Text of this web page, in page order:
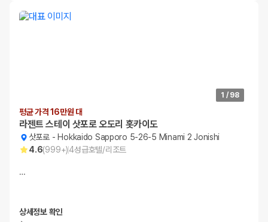
1 / 98
평균 가격 16만원 대
라젠트 스테이 삿포로 오도리 홋카이도
삿포로 - Hokkaido Sapporo 5-26-5 Minami 2 Jonishi
4.6(999+)4성급호텔/리조트
…
상세정보 확인